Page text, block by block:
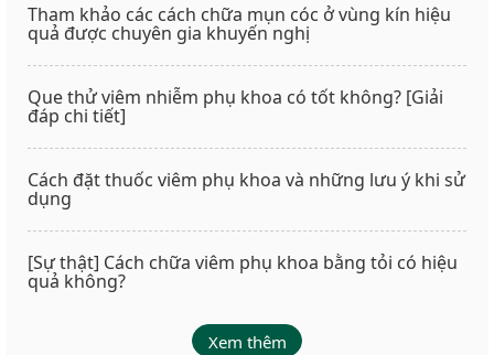
Tham khảo các cách chữa mụn cóc ở vùng kín hiệu
quả được chuyên gia khuyến nghị
Que thử viêm nhiễm phụ khoa có tốt không? [Giải
đáp chi tiết]
Cách đặt thuốc viêm phụ khoa và những lưu ý khi sử
dụng
[Sự thật] Cách chữa viêm phụ khoa bằng tỏi có hiệu
quả không?
Xem thêm